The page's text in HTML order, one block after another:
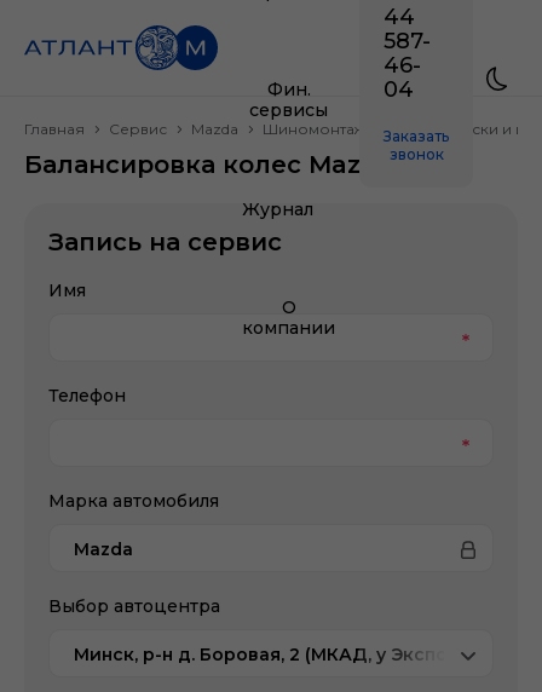
Фин.
сервисы
Журнал
О
компании
44
587-
46-
04
Заказать
звонок
Главная Сервис Mazda Шиномонтаж, колесные диски и
Балансировка колес Mazda
Запись на сервис
Имя
Телефон
Марка автомобиля
Mazda
Выбор автоцентра
Минск, р-н д. Боровая, 2 (МКАД, у Экспобела),